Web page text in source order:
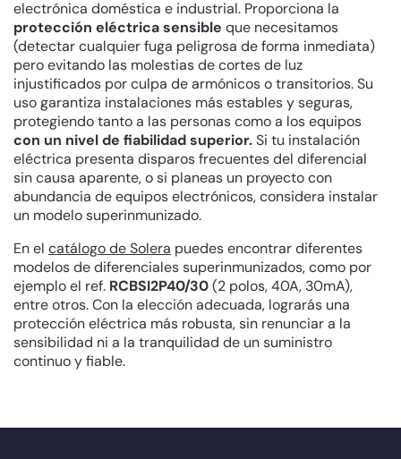
electrónica doméstica e industrial. Proporciona la
protección eléctrica sensible que necesitamos
(detectar cualquier fuga peligrosa de forma inmediata)
pero evitando las molestias de cortes de luz
injustificados por culpa de armónicos o transitorios. Su
uso garantiza instalaciones más estables y seguras,
protegiendo tanto a las personas como a los equipos
con un nivel de fiabilidad superior.Si tu instalación
eléctrica presenta disparos frecuentes del diferencial
sin causa aparente, o si planeas un proyecto con
abundancia de equipos electrónicos, considera instalar
un modelo superinmunizado.
En el catálogo de Solera puedes encontrar diferentes
modelos de diferenciales superinmunizados, como por
ejemplo el ref. RCBSI2P40/30(2 polos, 40A, 30mA),
entre otros. Con la elección adecuada, lograrás una
protección eléctrica más robusta, sin renunciar a la
sensibilidad ni a la tranquilidad de un suministro
continuo y fiable.